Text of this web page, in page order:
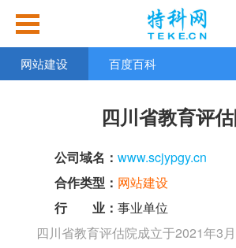
网站建设 百度百科
四川省教育评
公司域名： www.scjypgy.cn
合作类型： 网站建设
行 业： 事业单位
四川省教育评估院成立于2021年3